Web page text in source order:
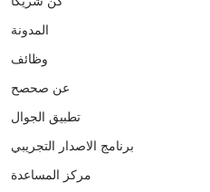
المدونة
وظائف
عن صحصح
تطبيق الجوال
برنامج الاصدار التجريبي
مركز المساعدة